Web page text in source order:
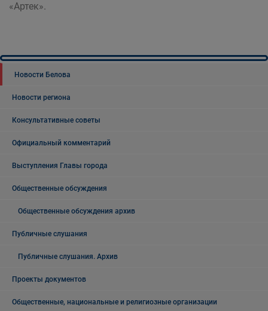
«Артек».
Новости Белова
Новости региона
Консультативные советы
Официальный комментарий
Выступления Главы города
Общественные обсуждения
Общественные обсуждения архив
Публичные слушания
Публичные слушания. Архив
Проекты документов
Общественные, национальные и религиозные организации